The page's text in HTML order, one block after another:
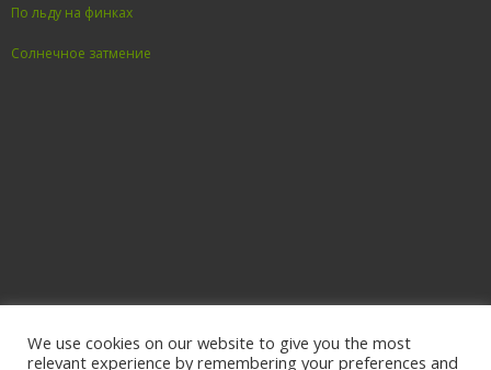
По льду на финках
Солнечное затмение
We use cookies on our website to give you the most
relevant experience by remembering your preferences and